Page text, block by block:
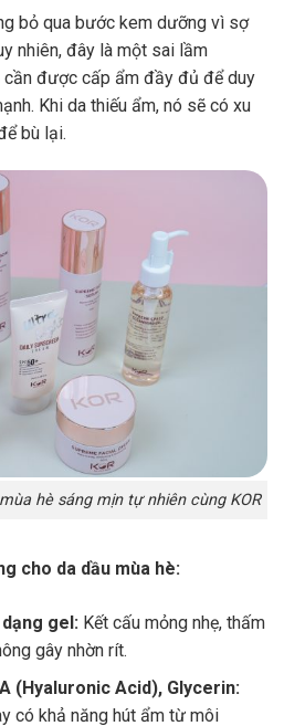
bỏ qua bước kem dưỡng vì sợ
nhiên, đây là một sai lầm
cần được cấp ẩm đầy đủ để duy
Khi da thiếu ẩm, nó sẽ có xu
bù lại.
hè sáng mịn tự nhiên cùng KOR
cho da dầu mùa hè:
gel: Kết cấu mỏng nhẹ, thấm
gây nhờn rít.
(Hyaluronic Acid), Glycerin:
có khả năng hút ẩm từ môi